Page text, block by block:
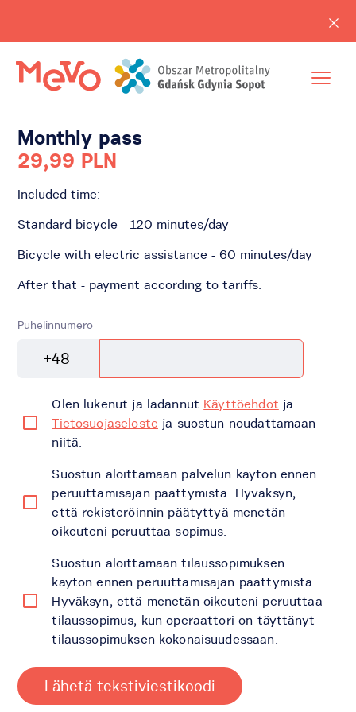
Monthly pass
29,99 PLN
Included time:
Standard bicycle - 120 minutes/day
Bicycle with electric assistance - 60 minutes/day
After that - payment according to tariffs.
Puhelinnumero
+48
Olen lukenut ja ladannut Käyttöehdot ja
Tietosuojaselosteja suostun noudattamaan
niitä.
Suostun aloittamaan palvelun käytön ennen
peruuttamisajan päättymistä. Hyväksyn,
että rekisteröinnin päätyttyä menetän
oikeuteni peruuttaa sopimus.
Suostun aloittamaan tilaussopimuksen
käytön ennen peruuttamisajan päättymistä.
Hyväksyn, että menetän oikeuteni peruuttaa
tilaussopimus, kun operaattori on täyttänyt
tilaussopimuksen kokonaisuudessaan.
Lähetä tekstiviestikoodi